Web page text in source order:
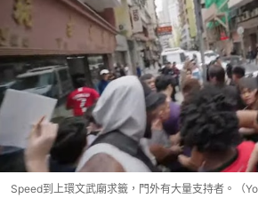
Speed到上環文武廟求籤，門外有大量支持者。（